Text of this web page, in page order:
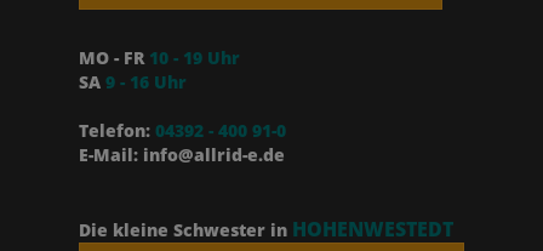
MO - FR 10 - 19 Uhr
SA 9 - 16 Uhr
Telefon: 04392 - 400 91-0
E-Mail: info@allrid-e.de
Die kleine Schwester in HOHENWESTEDT